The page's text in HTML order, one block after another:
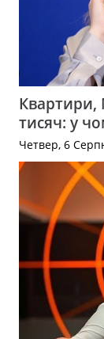
Квартири,
тисяч: у
Четвер, 6